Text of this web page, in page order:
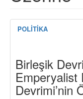
POLİTİKA
Birleşik
Emperyalist
Devrimi’nin